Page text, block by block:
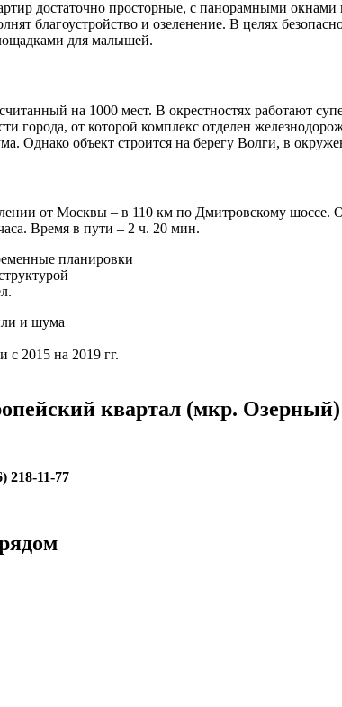
достаточно просторные, с панорамными
благоустройство и озеленение. В целях
для малышей.
на 1000 мест. В окрестностях работают
города, от которой комплекс отделен
Однако объект строится на берегу Волги, в
от Москвы – в 110 км по Дмитровскому
Время в пути – 2 ч. 20 мин.
планировки
и шума
с 2015 на 2019 гг.
квартал (мкр. Озерный)
218-11-77